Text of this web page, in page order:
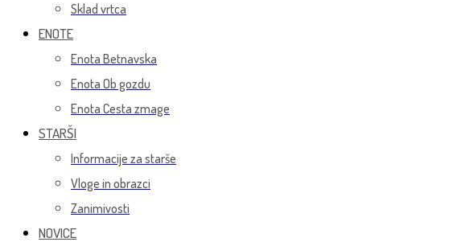
Sklad vrtca
ENOTE
Enota Betnavska
Enota Ob gozdu
Enota Cesta zmage
STARŠI
Informacije za starše
Vloge in obrazci
Zanimivosti
NOVICE